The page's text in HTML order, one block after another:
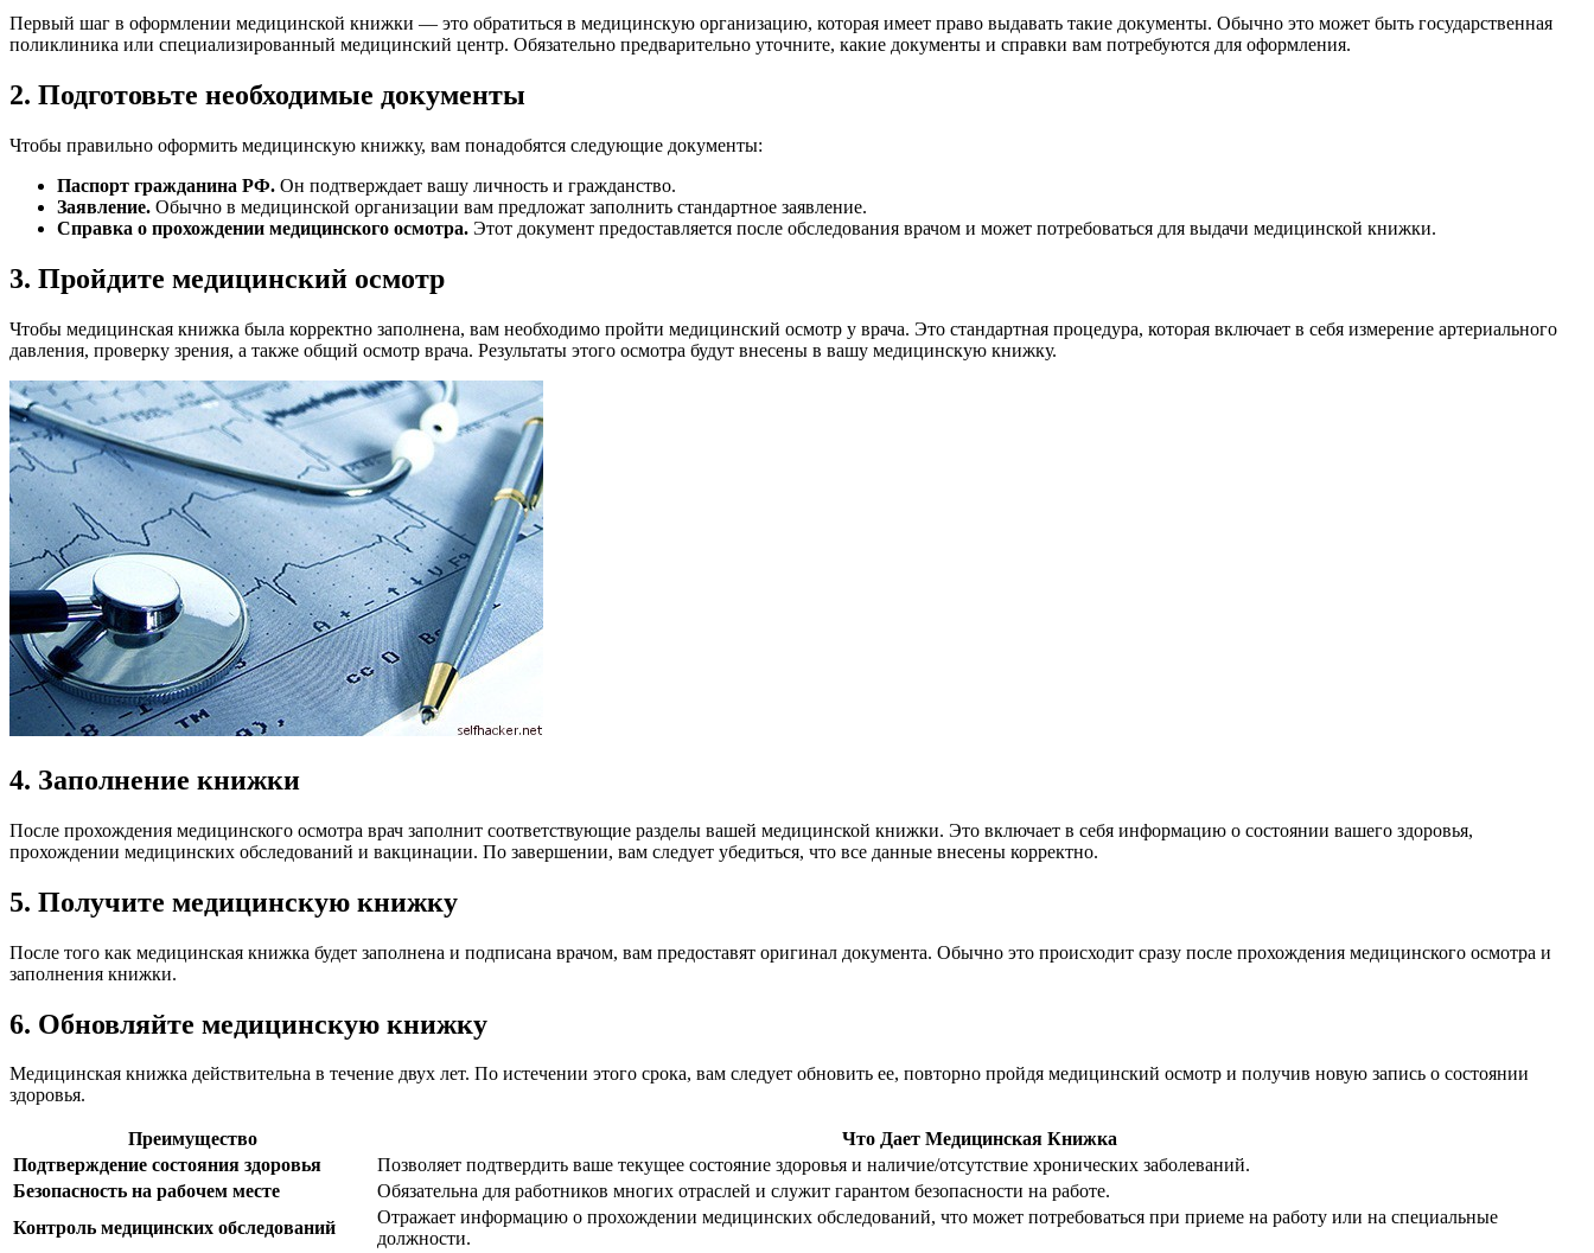
Первый шаг в оформлении медицинской книжки — это обратиться в медицинскую организацию, которая имеет право выдавать такие документы. Обычно это может быть государственная
поликлиника или специализированный медицинский центр. Обязательно предварительно уточните, какие документы и справки вам потребуются для оформления.
2. Подготовьте необходимые документы
Чтобы правильно оформить медицинскую книжку, вам понадобятся следующие документы:
Паспорт гражданина РФ. Он подтверждает вашу личность и гражданство.
Заявление. Обычно в медицинской организации вам предложат заполнить стандартное заявление.
Справка о прохождении медицинского осмотра. Этот документ предоставляется после обследования врачом и может потребоваться для выдачи медицинской книжки.
3. Пройдите медицинский осмотр
Чтобы медицинская книжка была корректно заполнена, вам необходимо пройти медицинский осмотр у врача. Это стандартная процедура, которая включает в себя измерение артериального
давления, проверку зрения, а также общий осмотр врача. Результаты этого осмотра будут внесены в вашу медицинскую книжку.
4. Заполнение книжки
После прохождения медицинского осмотра врач заполнит соответствующие разделы вашей медицинской книжки. Это включает в себя информацию о состоянии вашего здоровья,
прохождении медицинских обследований и вакцинации. По завершении, вам следует убедиться, что все данные внесены корректно.
5. Получите медицинскую книжку
После того как медицинская книжка будет заполнена и подписана врачом, вам предоставят оригинал документа. Обычно это происходит сразу после прохождения медицинского осмотра и
заполнения книжки.
6. Обновляйте медицинскую книжку
Медицинская книжка действительна в течение двух лет. По истечении этого срока, вам следует обновить ее, повторно пройдя медицинский осмотр и получив новую запись о состоянии
здоровья.
Преимущество
Что Дает Медицинская Книжка
Подтверждение состояния здоровья
Позволяет подтвердить ваше текущее состояние здоровья и наличие/отсутствие хронических заболеваний.
Безопасность на рабочем месте
Обязательна для работников многих отраслей и служит гарантом безопасности на работе.
Контроль медицинских обследований
Отражает информацию о прохождении медицинских обследований, что может потребоваться при приеме на работу или на специальные
должности.